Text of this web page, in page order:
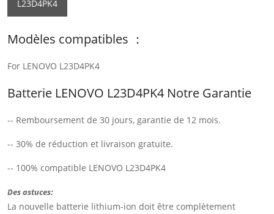
L23D4PK4
Modèles compatibles ：
For LENOVO L23D4PK4
Batterie LENOVO L23D4PK4 Notre Garantie
-- Remboursement de 30 jours, garantie de 12 mois.
-- 30% de réduction et livraison gratuite.
-- 100% compatible LENOVO L23D4PK4
Des astuces:
La nouvelle batterie lithium-ion doit être complètement